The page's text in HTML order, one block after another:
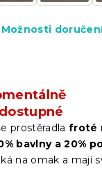
Možnosti
prostěradla froté
% bavlny a 20%
na omak a mají